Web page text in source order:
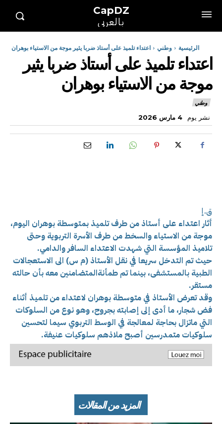
CapDZ
بالعربي
الرئيسية وطني اعتداء تلميذ على أستاذ ضربا يثير موجة من الاستياء بوهران
اعتداء تلميذ على أستاذ ضربا يثير
موجة من الاستياء بوهران
وطني
نشر يوم 4 مارس 2026
ق.إ
أثار اعتداء على أستاذ من طرف تلميذ بمتوسطة بوهران اليوم،
موجة من الاستياء والسخط من طرف الأسرة التربوية وحتى
تلاميذ المؤسسة التي شهدت الاعتداء السافر والدامي.
حيث تم التدخل سريعا في نقل الأستاذ (م س) الى الاستعجالات
الطبية بالمستشفى، بينما تم طمأنةالمتضامنين معه بأن حالته
مستقر.
وقد تعرض الأستاذ في متوسطة بوهران لاعتداء من تلميذ أثناء
فض شجار، ما أدى إلى إصابته بجروح، وهو نوع من السلوكات
التي ماتزال بحاجة لمعالجة في الوسط التربوي سيما لتحسين
سلوكيات متمدرسين أصبح ملاذهم سلوكيات عنيفة.
المزيد من المقالات